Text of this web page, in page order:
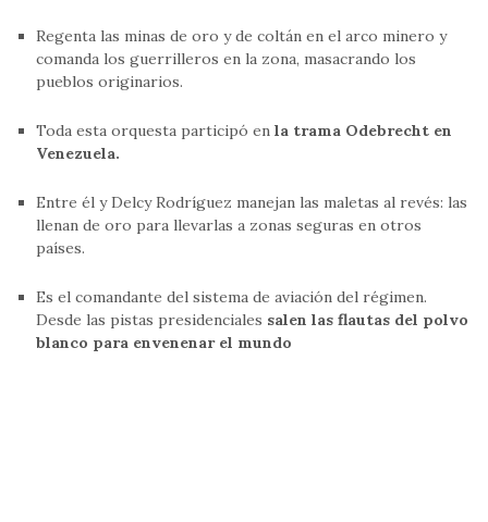
Regenta las minas de oro y de coltán en el arco minero y
comanda los guerrilleros en la zona, masacrando los
pueblos originarios.
Toda esta orquesta participó en la trama Odebrecht en
Venezuela.
Entre él y Delcy Rodríguez manejan las maletas al revés: las
llenan de oro para llevarlas a zonas seguras en otros
países.
Es el comandante del sistema de aviación del régimen.
Desde las pistas presidenciales salen las flautas del polvo
blanco para envenenar el mundo